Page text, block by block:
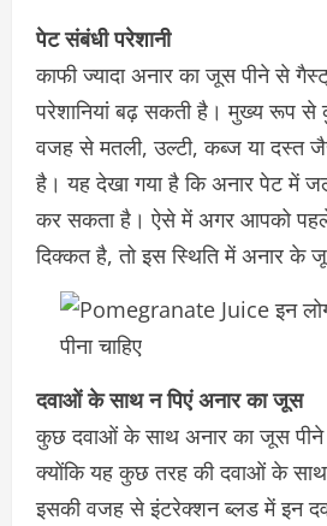
पेट संबंधी परेशानी
काफी ज्यादा अनार का जूस पीने से
परेशानियां बढ़ सकती है। मुख्य रूप से
वजह से मतली, उल्टी, कब्ज या दस्त
है। यह देखा गया है कि अनार पेट में
कर सकता है। ऐसे में अगर आपको
दिक्कत है, तो इस स्थिति में अनार के
दवाओं के साथ न पिएं अनार का जूस
कुछ दवाओं के साथ अनार का जूस पीने
क्योंकि यह कुछ तरह की दवाओं के
इसकी वजह से इंटरेक्शन ब्लड में इन